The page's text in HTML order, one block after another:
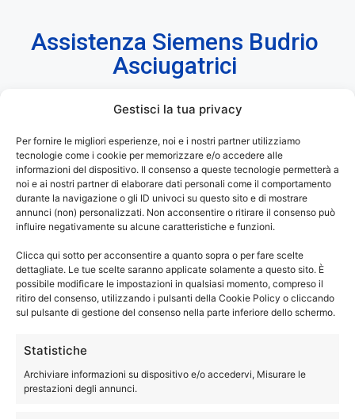
Gestisci la tua privacy
Per fornire le migliori esperienze, noi e i nostri partner utilizziamo
tecnologie come i cookie per memorizzare e/o accedere alle
informazioni del dispositivo. Il consenso a queste tecnologie permetterà a
noi e ai nostri partner di elaborare dati personali come il comportamento
durante la navigazione o gli ID univoci su questo sito e di mostrare
annunci (non) personalizzati. Non acconsentire o ritirare il consenso può
influire negativamente su alcune caratteristiche e funzioni.
Clicca qui sotto per acconsentire a quanto sopra o per fare scelte
dettagliate. Le tue scelte saranno applicate solamente a questo sito. È
possibile modificare le impostazioni in qualsiasi momento, compreso il
ritiro del consenso, utilizzando i pulsanti della Cookie Policy o cliccando
sul pulsante di gestione del consenso nella parte inferiore dello schermo.
Statistiche
Archiviare informazioni su dispositivo e/o accedervi, Misurare le
prestazioni degli annunci.
Assistenza Siemens Budrio
Asciugatrici
Assistenza Siemens Budrio– Riparazioni
Asciugatrici Fuori Garanzia.
La tua asciugatrice Siemens ® ti dà dei problemi? Non
asciuga più come una volta? I programmi di asciugatura
asciugatrice?
Chiama e prenota un tecnico specializzato di Elettrodom
Service, per riparazione o assistenza sulla tua asciugatrice
di marca Siemens ® .
Assistenza Siemens Budrio
garanzia di un anno.